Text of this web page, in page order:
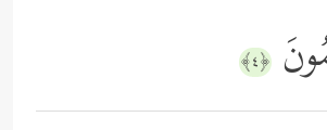
﴿٤﴾